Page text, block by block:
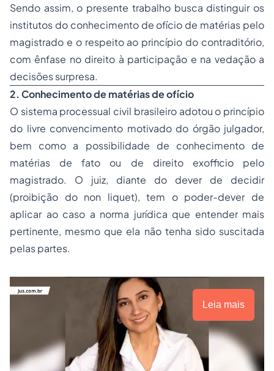
Sendo assim, o presente trabalho busca distinguir os
institutos do conhecimento de ofício de matérias pelo
magistrado e o respeito ao princípio do contraditório,
com ênfase no direito à participação e na vedação a
decisões surpresa.
2. Conhecimento de matérias de ofício
O sistema processual civil brasileiro adotou o princípio
do livre convencimento motivado do órgão julgador,
bem como a possibilidade de conhecimento de
matérias de fato ou de direito exofficio pelo
magistrado. O juiz, diante do dever de decidir
(proibição do non liquet), tem o poder-dever de
aplicar ao caso a norma jurídica que entender mais
pertinente, mesmo que ela não tenha sido suscitada
pelas partes.
Leia mais